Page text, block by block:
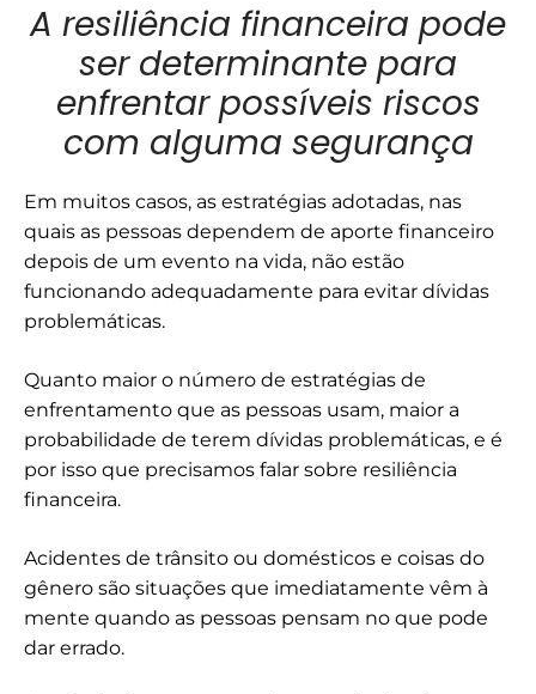
A resiliência financeira pode
ser determinante para
enfrentar possíveis riscos
com alguma segurança
Em muitos casos, as estratégias adotadas, nas
quais as pessoas dependem de aporte financeiro
depois de um evento na vida, não estão
funcionando adequadamente para evitar dívidas
problemáticas.
Quanto maior o número de estratégias de
enfrentamento que as pessoas usam, maior a
probabilidade de terem dívidas problemáticas, e é
por isso que precisamos falar sobre resiliência
financeira.
Acidentes de trânsito ou domésticos e coisas do
gênero são situações que imediatamente vêm à
mente quando as pessoas pensam no que pode
dar errado.